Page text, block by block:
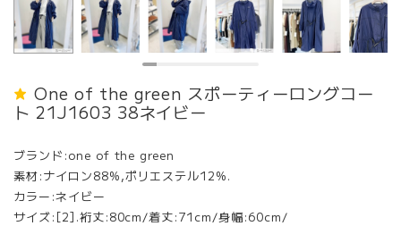
One of the green スポーティーロングコー
ト 21J1603 38ネイビー
ブランド:one of the green
素材:ナイロン88%,ポリエステル12%.
カラー:ネイビー
サイズ:[2].裄丈:80cm/着丈:71cm/身幅:60cm/